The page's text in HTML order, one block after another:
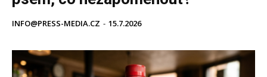
INFO@PRESS-MEDIA.CZ - 15.7.2026